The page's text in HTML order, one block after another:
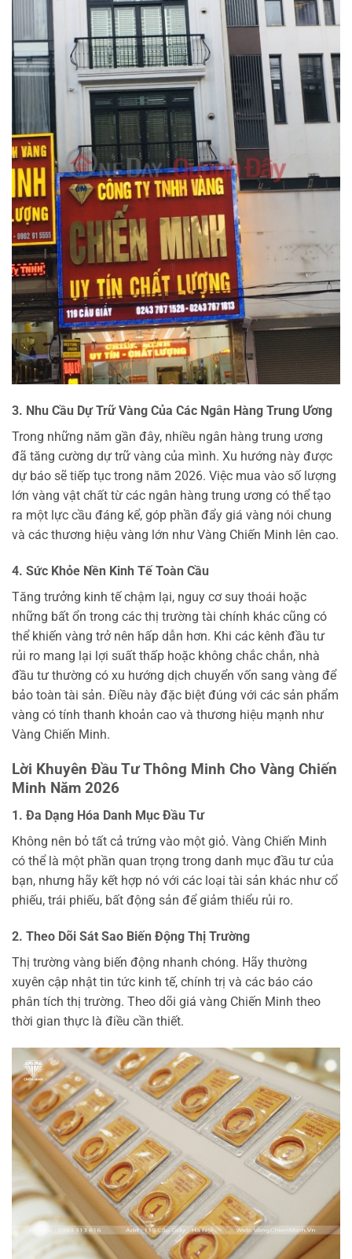
3. Nhu Cầu Dự Trữ Vàng Của Các Ngân Hàng Trung Ương
Trong những năm gần đây, nhiều ngân hàng trung ương
đã tăng cường dự trữ vàng của mình. Xu hướng này được
dự báo sẽ tiếp tục trong năm 2026. Việc mua vào số lượng
lớn vàng vật chất từ các ngân hàng trung ương có thể tạo
ra một lực cầu đáng kể, góp phần đẩy giá vàng nói chung
và các thương hiệu vàng lớn như Vàng Chiến Minh lên cao.
4. Sức Khỏe Nền Kinh Tế Toàn Cầu
Tăng trưởng kinh tế chậm lại, nguy cơ suy thoái hoặc
những bất ổn trong các thị trường tài chính khác cũng có
thể khiến vàng trở nên hấp dẫn hơn. Khi các kênh đầu tư
rủi ro mang lại lợi suất thấp hoặc không chắc chắn, nhà
đầu tư thường có xu hướng dịch chuyển vốn sang vàng để
bảo toàn tài sản. Điều này đặc biệt đúng với các sản phẩm
vàng có tính thanh khoản cao và thương hiệu mạnh như
Vàng Chiến Minh.
Lời Khuyên Đầu Tư Thông Minh Cho Vàng Chiến
Minh Năm 2026
1. Đa Dạng Hóa Danh Mục Đầu Tư
Không nên bỏ tất cả trứng vào một giỏ. Vàng Chiến Minh
có thể là một phần quan trọng trong danh mục đầu tư của
bạn, nhưng hãy kết hợp nó với các loại tài sản khác như cổ
phiếu, trái phiếu, bất động sản để giảm thiểu rủi ro.
2. Theo Dõi Sát Sao Biến Động Thị Trường
Thị trường vàng biến động nhanh chóng. Hãy thường
xuyên cập nhật tin tức kinh tế, chính trị và các báo cáo
phân tích thị trường. Theo dõi giá vàng Chiến Minh theo
thời gian thực là điều cần thiết.